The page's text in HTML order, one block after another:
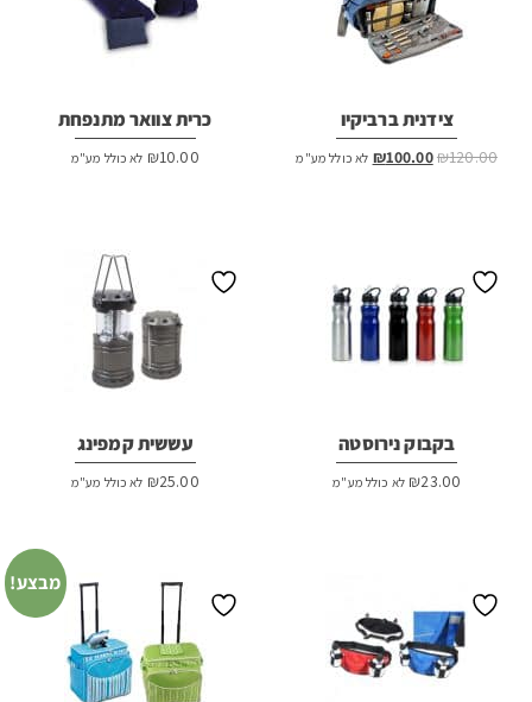
צידנית ברביקיו
₪120.00
המחיר ₪100.00 המחיר
לא כולל מע"מ
כרית צוואר מתנפחת
₪10.00 לא כולל מע"מ
בקבוק נירוסטה
₪23.00 לא כולל מע"מ
עששית קמפינג
₪25.00 לא כולל מע"מ
מבצע!